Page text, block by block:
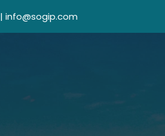
|info@sogip.com